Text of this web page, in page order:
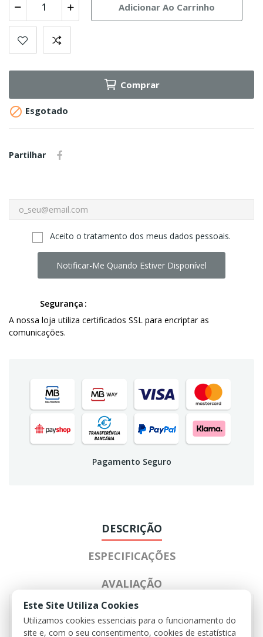
Adicionar Ao Carrinho
Comprar
 Esgotado
Partilhar
Aceito o tratamento dos meus dados pessoais.
Notificar-Me Quando Estiver Disponível
Segurança
A nossa loja utiliza certificados SSL para encriptar as
comunicações.
Pagamento Seguro
DESCRIÇÃO
ESPECIFICAÇÕES
AVALIAÇÃO
- 2 bolsos de peito com fecho de velcro
Este Site Utiliza Cookies
Utilizamos cookies essenciais para o funcionamento do
site e, com o seu consentimento, cookies de estatística